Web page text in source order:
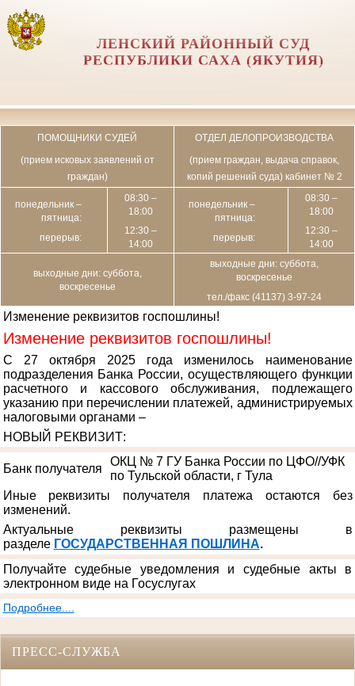
ЛЕНСКИЙ РАЙОННЫЙ СУД
РЕСПУБЛИКИ САХА (ЯКУТИЯ)
ПОМОЩНИКИ СУДЕЙ
(прием исковых заявлений от
граждан)
ОТДЕЛ ДЕЛОПРОИЗВОДСТВА
(прием граждан, выдача справок,
копий решений суда) кабинет № 2
понедельник –
пятница:
перерыв:
08:30 –
18:00
12:30 –
14:00
понедельник –
пятница:
перерыв:
08:30 –
18:00
12:30 –
14:00
выходные дни: суббота,
воскресенье
выходные дни: суббота,
воскресенье
тел./факс (41137) 3-97-24
Изменение реквизитов госпошлины!
Изменение реквизитов госпошлины!
С 27 октября 2025 года изменилось наименование
подразделения Банка России, осуществляющего функции
расчетного и кассового обслуживания, подлежащего
указанию при перечислении платежей, администрируемых
налоговыми органами –
НОВЫЙ РЕКВИЗИТ:
Банк получателя
ОКЦ № 7 ГУ Банка России по ЦФО//УФК
по Тульской области, г Тула
Иные реквизиты получателя платежа остаются без
изменений.
Актуальные реквизиты размещены в
разделе ГОСУДАРСТВЕННАЯ ПОШЛИНА.
Получайте судебные уведомления и судебные акты в
электронном виде на Госуслугах
Подробнее....
ПРЕСС-СЛУЖБА